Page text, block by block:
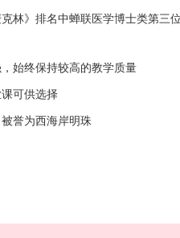
林》排名中蝉联医学博士类第三
始终保持较高的教学质量
可供选择
誉为西海岸明珠